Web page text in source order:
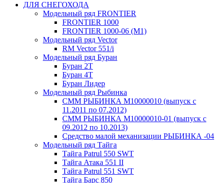
ДЛЯ СНЕГОХОДА
Модельный ряд FRONTIER
FRONTIER 1000
FRONTIER 1000-06 (М1)
Модельный ряд Vector
RM Vector 551/i
Модельный ряд Буран
Буран 2Т
Буран 4Т
Буран Лидер
Модельный ряд Рыбинка
СММ РЫБИНКА M10000010 (выпуск с
11.2011 по 07.2012)
СММ РЫБИНКА M10000010-01 (выпуск с
09.2012 по 10.2013)
Средство малой механизации РЫБИНКА -04
Модельный ряд Тайга
Тайга Patrul 550 SWT
Тайга Атака 551 II
Тайга Patrul 551 SWT
Тайга Барс 850